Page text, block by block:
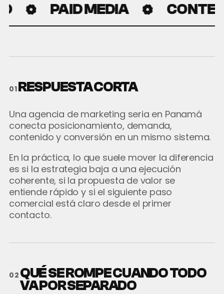
PAID MEDIA
01RESPUESTA CORTA
Una agencia de marketing seria en Panamá
conecta posicionamiento, demanda,
contenido y conversión en un mismo sistema.
En la práctica, lo que suele mover la diferencia
es si la estrategia baja a una ejecución
coherente, si la propuesta de valor se
entiende rápido y si el siguiente paso
comercial está claro desde el primer
contacto.
02 QUÉ SE ROMPE CUANDO TODO
VA POR SEPARADO